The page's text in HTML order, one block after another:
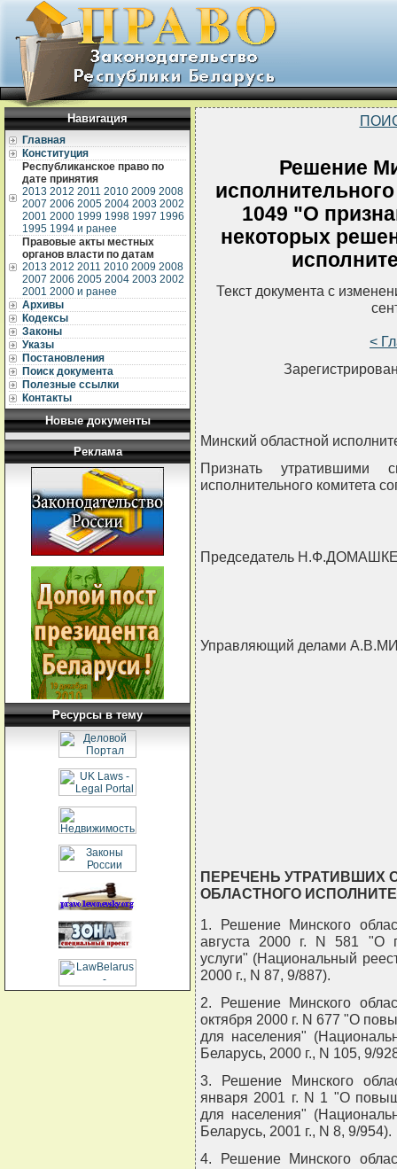
Навигация
Главная
Конституция
Республиканское право по
дате принятия
2013 2012 2011 2010 2009 2008
2007 2006 2005 2004 2003 2002
2001 2000 1999 1998 1997 1996
1995 1994 и ранее
Правовые акты местных
органов власти по датам
2013 2012 2011 2010 2009 2008
2007 2006 2005 2004 2003 2002
2001 2000 и ранее
Архивы
Кодексы
Законы
Указы
Постановления
Поиск документа
Полезные ссылки
Контакты
Новые документы
Реклама
Ресурсы в тему
Решение
1049 "О
некоторых
Текст документа с
<
Минский областной
Признать утратившими
исполнительного комитета
Председатель
Управляющий делами
ПЕРЕЧЕНЬ УТРАТИВШИХ
ОБЛАСТНОГО
1. Решение Минского
августа 2000 г. N 581 "О
услуги" (Национальный
2000 г., N 87, 9/887).
2. Решение Минского
октября 2000 г. N 677 "О
для населения"
Беларусь, 2000 г., N 105, 9/
3. Решение Минского
января 2001 г. N 1 "О
для населения"
Беларусь, 2001 г., N 8, 9/954).
4. Решение Минского